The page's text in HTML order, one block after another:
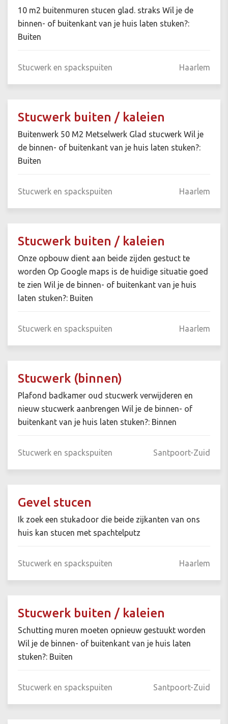
10 m2 buitenmuren stucen glad. straks Wil je de
binnen- of buitenkant van je huis laten stuken?:
Buiten
Stucwerk en spackspuiten Haarlem
Stucwerk buiten / kaleien
Buitenwerk 50 M2 Metselwerk Glad stucwerk Wil je
de binnen- of buitenkant van je huis laten stuken?:
Buiten
Stucwerk en spackspuiten Haarlem
Stucwerk buiten / kaleien
Onze opbouw dient aan beide zijden gestuct te
worden Op Google maps is de huidige situatie goed
te zien Wil je de binnen- of buitenkant van je huis
laten stuken?: Buiten
Stucwerk en spackspuiten Haarlem
Stucwerk (binnen)
Plafond badkamer oud stucwerk verwijderen en
nieuw stucwerk aanbrengen Wil je de binnen- of
buitenkant van je huis laten stuken?: Binnen
Stucwerk en spackspuiten Santpoort-Zuid
Gevel stucen
Ik zoek een stukadoor die beide zijkanten van ons
huis kan stucen met spachtelputz
Stucwerk en spackspuiten Haarlem
Stucwerk buiten / kaleien
Schutting muren moeten opnieuw gestuukt worden
Wil je de binnen- of buitenkant van je huis laten
stuken?: Buiten
Stucwerk en spackspuiten Santpoort-Zuid